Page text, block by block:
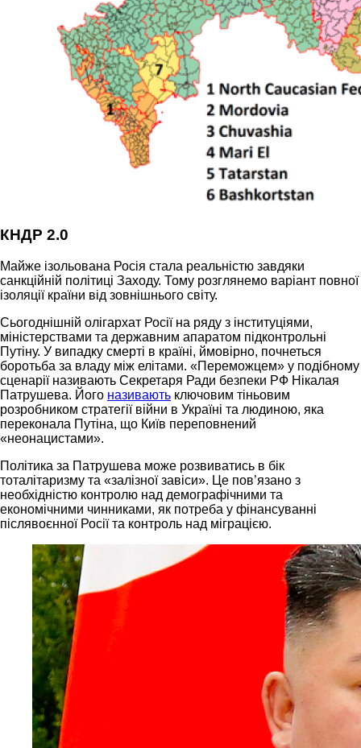
КНДР 2.0
Майже ізольована Росія стала реальністю завдяки
санкційній політиці Заходу. Тому розглянемо варіант повної
ізоляції країни від зовнішнього світу.
Сьогоднішній олігархат Росії на ряду з інституціями,
міністерствами та державним апаратом підконтрольні
Путіну. У випадку смерті в країні, ймовірно, почнеться
боротьба за владу між елітами. «Переможцем» у подібному
сценарії називають Секретаря Ради безпеки РФ Нікалая
Патрушева. Його називають ключовим тіньовим
розробником стратегії війни в Україні та людиною, яка
переконала Путіна, що Київ переповнений
«неонацистами».
Політика за Патрушева може розвиватись в бік
тоталітаризму та «залізної завіси». Це пов’язано з
необхідністю контролю над демографічними та
економічними чинниками, як потреба у фінансуванні
післявоєнної Росії та контроль над міграцією.